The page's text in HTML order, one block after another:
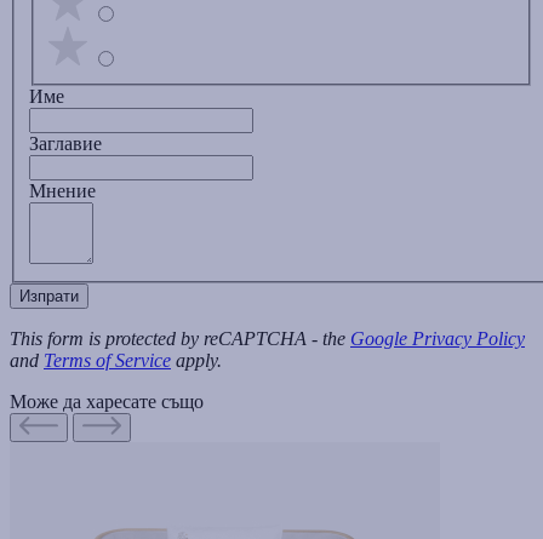
Име
Заглавиe
Мнение
Изпрати
This form is protected by reCAPTCHA - the Google Privacy Policy
and Terms of Service apply.
Може да харесате също